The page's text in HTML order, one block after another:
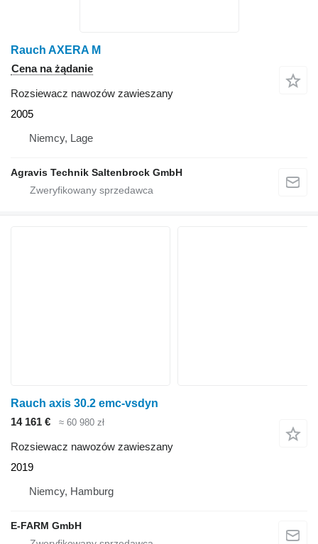
Rauch AXERA M
Cena na żądanie
Rozsiewacz nawozów zawieszany
2005
Niemcy, Lage
Agravis Technik Saltenbrock GmbH
Rauch axis 30.2 emc-vsdyn
14 161 €
≈ 60 980 zł
Rozsiewacz nawozów zawieszany
2019
Niemcy, Hamburg
E-FARM GmbH